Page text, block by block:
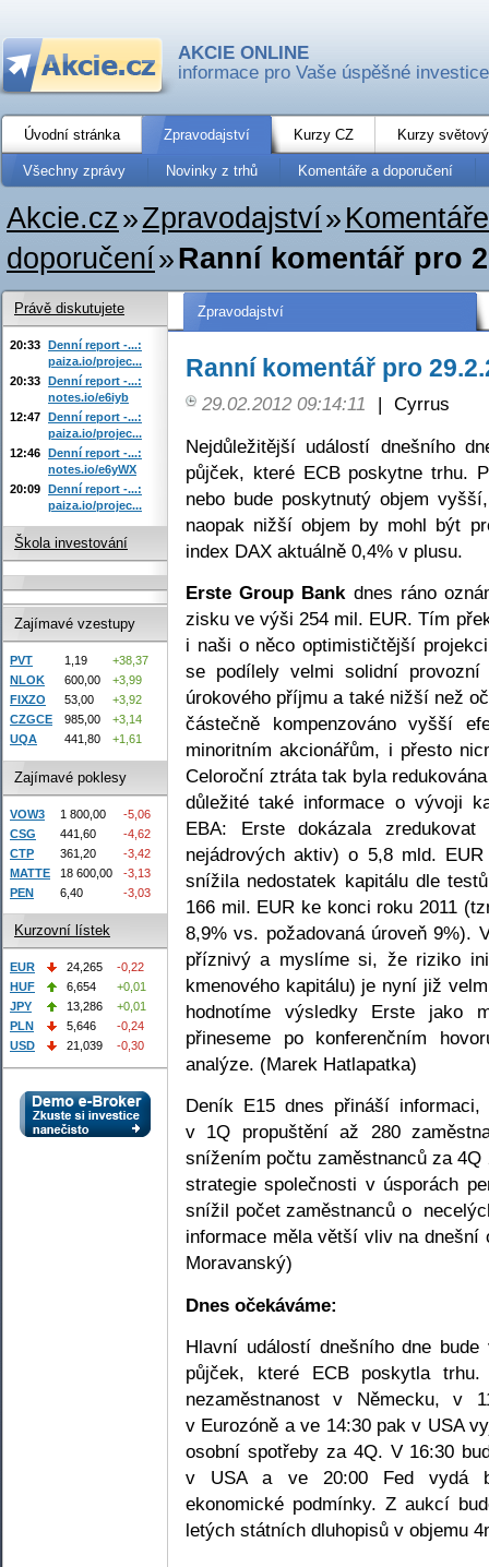
AKCIE ONLINE
informace pro Vaše úspěšné investice
Úvodní stránka Zpravodajství Kurzy CZ Kurzy
Všechny zprávy Novinky z trhů Komentáře a doporučení
Akcie.cz»Zpravodajství»
doporučení»Ranní komentář pro
Zpravodajství
Ranní komentář pro
29.02.2012 09:14:11 | Cyrrus
Nejdůležitější událostí dnešního
půjček, které ECB poskytne trhu.
nebo bude poskytnutý objem
naopak nižší objem by mohl být
index DAX aktuálně 0,4% v plusu.
Erste Group Bank dnes ráno
zisku ve výši 254 mil. EUR. Tím
i naši o něco optimističtější
se podílely velmi solidní
úrokového příjmu a také nižší než
částečně kompenzováno vyšší
minoritním akcionářům, i přesto
Celoroční ztráta tak byla
důležité také informace o vývoji
EBA: Erste dokázala
nejádrových aktiv) o 5,8 mld.
snížila nedostatek kapitálu dle
166 mil. EUR ke konci roku 2011
8,9% vs. požadovaná úroveň 9%).
příznivý a myslíme si, že riziko
kmenového kapitálu) je nyní již
hodnotíme výsledky Erste jako
přineseme po konferenčním
analýze. (Marek Hatlapatka)
Deník E15 dnes přináší
v 1Q propuštění až 280
snížením počtu zaměstnanců za
strategie společnosti v úsporách
snížil počet zaměstnanců o
informace měla větší vliv na
Moravanský)
Dnes očekáváme:
Hlavní událostí dnešního dne
půjček, které ECB poskytla
nezaměstnanost v Německu, v
v Eurozóně a ve 14:30 pak v USA
osobní spotřeby za 4Q. V 16:30
v USA a ve 20:00 Fed vydá
ekonomické podmínky. Z aukcí
letých státních dluhopisů v objemu
Právě diskutujete
20:33 Denní report -...:
paiza.io/projec...
20:33 Denní report -...:
notes.io/e6iyb
12:47 Denní report -...:
paiza.io/projec...
12:46 Denní report -...:
notes.io/e6yWX
20:09 Denní report -...:
paiza.io/projec...
Škola investování
Zajímavé vzestupy
PVT 1,19
+38,37
NLOK
600,00
+3,99
FIXZO
53,00
+3,92
CZGCE
985,00
+3,14
UQA
441,80 +1,61
Zajímavé poklesy
VOW3 1 800,00
-5,06
CSG
441,60
-4,62
CTP
361,20
-3,42
MATTE
18 600,00
-3,13
PEN
6,40 -3,03
Kurzovní lístek
EUR 24,265
-0,22
HUF
6,654
+0,01
JPY
13,286
+0,01
PLN
5,646
-0,24
USD
21,039 -0,30